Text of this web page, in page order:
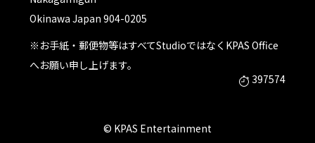
Okinawa Japan 904-0205
※お手紙・郵便物等はすべてStudioではなくKPAS Office
へお願い申し上げます。
397574
© KPAS Entertainment